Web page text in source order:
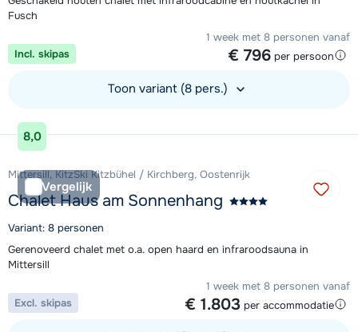
Fusch
1 week met 8 personen vanaf
€ 796 per persoon
Incl. skipas
Toon variant (8 pers.)
Bekijk accommodatie
8,0
Vergelijk
Mittersill, KitzSki Kitzbühel / Kirchberg, Oostenrijk
Chalet Haus am Sonnenhang
Variant: 8 personen
Gerenoveerd chalet met o.a. open haard en infraroodsauna in
Mittersill
1 week met 8 personen vanaf
€ 1.803 per accommodatie
Excl. skipas